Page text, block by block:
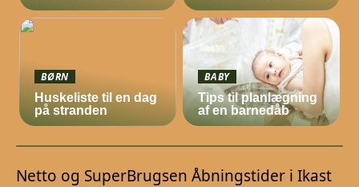
BØRN
Huskeliste til en dag
på stranden
BABY
Tips til planlægning
af en barnedåb
Netto og SuperBrugsen Åbningstider i Ikast